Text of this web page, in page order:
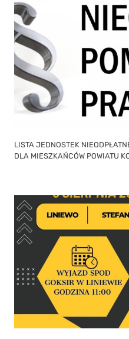
LISTA JEDNOSTEK
DLA MIESZKAŃCÓW POWIATU